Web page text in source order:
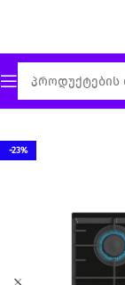
მთავარი
-23%